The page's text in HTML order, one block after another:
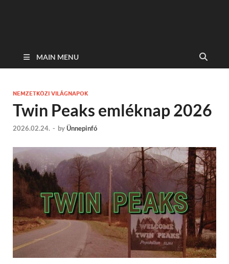
MAIN MENU
NEMZETKÖZI VILÁGNAPOK
Twin Peaks emléknap 2026
2026.02.24. - byÜnnepinfó